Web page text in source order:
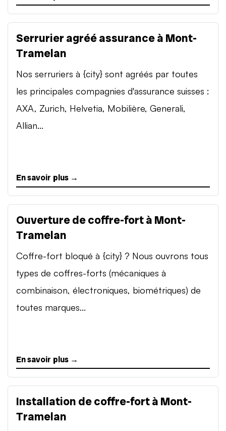
Serrurier agréé assurance à Mont-
Tramelan
Nos serruriers à {city} sont agréés par toutes
les principales compagnies d'assurance suisses :
AXA, Zurich, Helvetia, Mobilière, Generali,
Allian...
En savoir plus →
Ouverture de coffre-fort à Mont-
Tramelan
Coffre-fort bloqué à {city} ? Nous ouvrons tous
types de coffres-forts (mécaniques à
combinaison, électroniques, biométriques) de
toutes marques...
En savoir plus →
Installation de coffre-fort à Mont-
Tramelan